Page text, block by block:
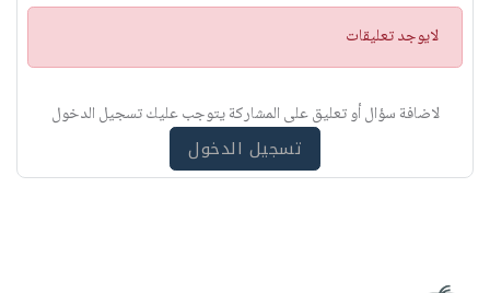
ت
ن
ي
لايوجد تعليقات
لاضافة سؤال أو تعليق على المشاركة يتوجب عليك تسجيل الدخول
تسجيل الدخول